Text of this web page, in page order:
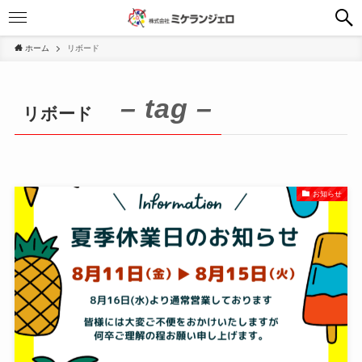
ホーム リボード
リボード – tag –
お知らせ